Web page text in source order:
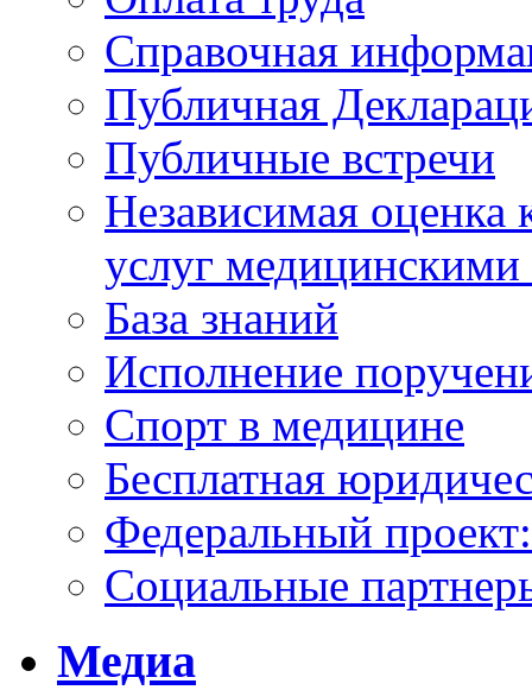
Справочная
Публичная
Публичные встречи
Независимая оценка
услуг
База знаний
Исполнение
Спорт в медицине
Бесплатная
Федеральный
Социальные
Медиа